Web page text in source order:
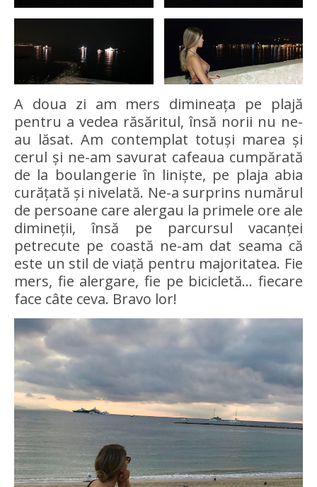
A doua zi am mers dimineața pe plajă
pentru a vedea răsăritul, însă norii nu ne-
au lăsat. Am contemplat totuși marea și
cerul și ne-am savurat cafeaua cumpărată
de la boulangerie în liniște, pe plaja abia
curățată și nivelată. Ne-a surprins numărul
de persoane care alergau la primele ore ale
dimineții, însă pe parcursul vacanței
petrecute pe coastă ne-am dat seama că
este un stil de viață pentru majoritatea. Fie
mers, fie alergare, fie pe bicicletă… fiecare
face câte ceva. Bravo lor!